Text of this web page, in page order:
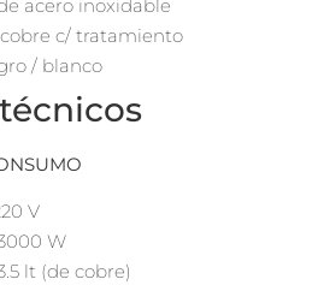
acero inoxidable
c/ tratamiento
/ blanco
V
W
lt (de cobre)